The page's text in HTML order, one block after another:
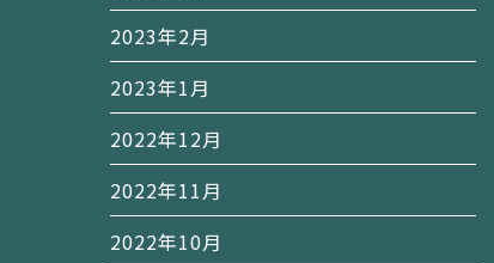
2023年2月
2023年1月
2022年12月
2022年11月
2022年10月